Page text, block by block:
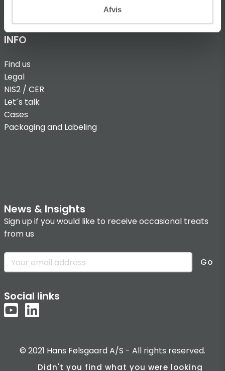
Afvis
INFO
Find us
Legal
NIS2 / CER
Let´s talk
Cases
Packaging and Labeling
News & Insights
Sign up if you would like to receive occasional treats
from us
Go
Social links
© 2021 Hans Følsgaard A/S - All rights reserved.
Didn't you find what you were looking